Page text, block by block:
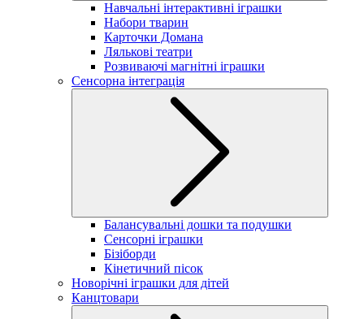
Навчальні інтерактивні іграшки
Набори тварин
Карточки Домана
Лялькові театри
Розвиваючі магнітні іграшки
Сенсорна інтеграція
Балансувальні дошки та подушки
Сенсорні іграшки
Бізіборди
Кінетичний пісок
Новорічні іграшки для дітей
Канцтовари